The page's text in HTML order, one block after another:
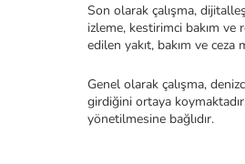
Son olarak çalışma,
izleme, kestirimci bakım
edilen yakıt, bakım ve ceza
Genel olarak çalışma,
girdiğini ortaya
yönetilmesine bağlıdır.